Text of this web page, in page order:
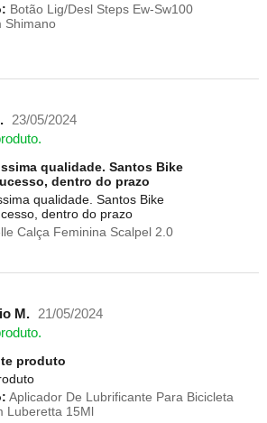
Botão Lig/Desl Steps Ew-Sw100
Shimano
23/05/2024
qualidade. Santos Bike
dentro do prazo
qualidade. Santos Bike
dentro do prazo
Calça Feminina Scalpel 2.0
M. 21/05/2024
produto
Aplicador De Lubrificante Para Bicicleta
Luberetta 15Ml